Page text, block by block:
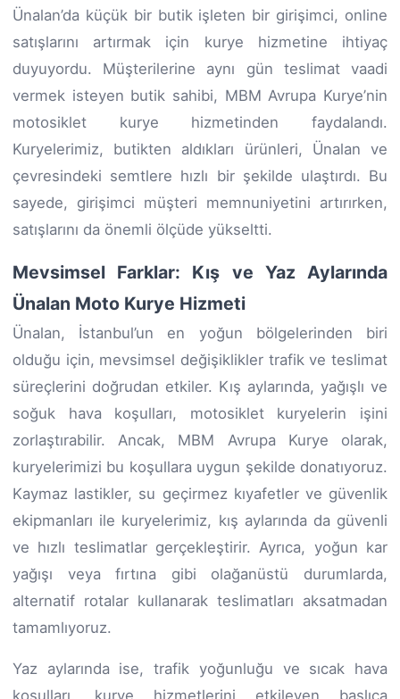
Ünalan’da küçük bir butik işleten bir girişimci, online
satışlarını artırmak için kurye hizmetine ihtiyaç
duyuyordu. Müşterilerine aynı gün teslimat vaadi
vermek isteyen butik sahibi, MBM Avrupa Kurye’nin
motosiklet kurye hizmetinden faydalandı.
Kuryelerimiz, butikten aldıkları ürünleri, Ünalan ve
çevresindeki semtlere hızlı bir şekilde ulaştırdı. Bu
sayede, girişimci müşteri memnuniyetini artırırken,
satışlarını da önemli ölçüde yükseltti.
Mevsimsel Farklar: Kış ve Yaz Aylarında
Ünalan Moto Kurye Hizmeti
Ünalan, İstanbul’un en yoğun bölgelerinden biri
olduğu için, mevsimsel değişiklikler trafik ve teslimat
süreçlerini doğrudan etkiler. Kış aylarında, yağışlı ve
soğuk hava koşulları, motosiklet kuryelerin işini
zorlaştırabilir. Ancak, MBM Avrupa Kurye olarak,
kuryelerimizi bu koşullara uygun şekilde donatıyoruz.
Kaymaz lastikler, su geçirmez kıyafetler ve güvenlik
ekipmanları ile kuryelerimiz, kış aylarında da güvenli
ve hızlı teslimatlar gerçekleştirir. Ayrıca, yoğun kar
yağışı veya fırtına gibi olağanüstü durumlarda,
alternatif rotalar kullanarak teslimatları aksatmadan
tamamlıyoruz.
Yaz aylarında ise, trafik yoğunluğu ve sıcak hava
koşulları, kurye hizmetlerini etkileyen başlıca